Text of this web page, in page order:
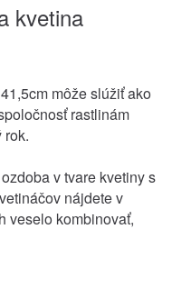
kvetina
môže slúžiť ako
rastlinám
rok.
v tvare kvetiny s
nájdete v
veselo kombinovať,